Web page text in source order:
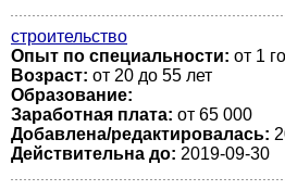
строительство
Опыт по специальности: от 1
Возраст: от 20 до 55 лет
Образование:
Заработная плата: от 65 000
Добавлена/редактировалась:
Действительна до: 2019-09-30